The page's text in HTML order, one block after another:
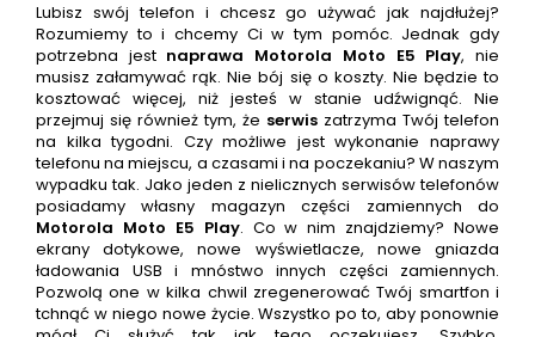
Lubisz swój telefon i chcesz go używać jak najdłużej?
Rozumiemy to i chcemy Ci w tym pomóc. Jednak gdy
potrzebna jest naprawa Motorola Moto E5 Play, nie
musisz załamywać rąk. Nie bój się o koszty. Nie będzie to
kosztować więcej, niż jesteś w stanie udźwignąć. Nie
przejmuj się również tym, że serwis zatrzyma Twój telefon
na kilka tygodni. Czy możliwe jest wykonanie naprawy
telefonu na miejscu, a czasami i na poczekaniu? W naszym
wypadku tak. Jako jeden z nielicznych serwisów telefonów
posiadamy własny magazyn części zamiennych do
Motorola Moto E5 Play. Co w nim znajdziemy? Nowe
ekrany dotykowe, nowe wyświetlacze, nowe gniazda
ładowania USB i mnóstwo innych części zamiennych.
Pozwolą one w kilka chwil zregenerować Twój smartfon i
tchnąć w niego nowe życie. Wszystko po to, aby ponownie